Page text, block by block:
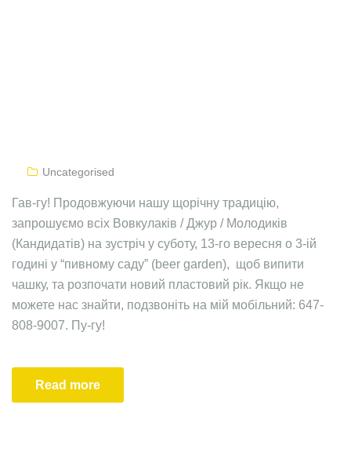
Uncategorised
Гав-гу! Продовжуючи нашу щорічну традицію,
запрошуємо всіх Вовкулаків / Джур / Молодиків
(Кандидатів) на зустріч у суботу, 13-го вересня о 3-ій
годині у “пивному саду” (beer garden), щоб випити
чашку, та розпочати новий пластовий рік. Якщо не
можете нас знайти, подзвоніть на мій мобільний: 647-
808-9007. Пу-гу!
Read more